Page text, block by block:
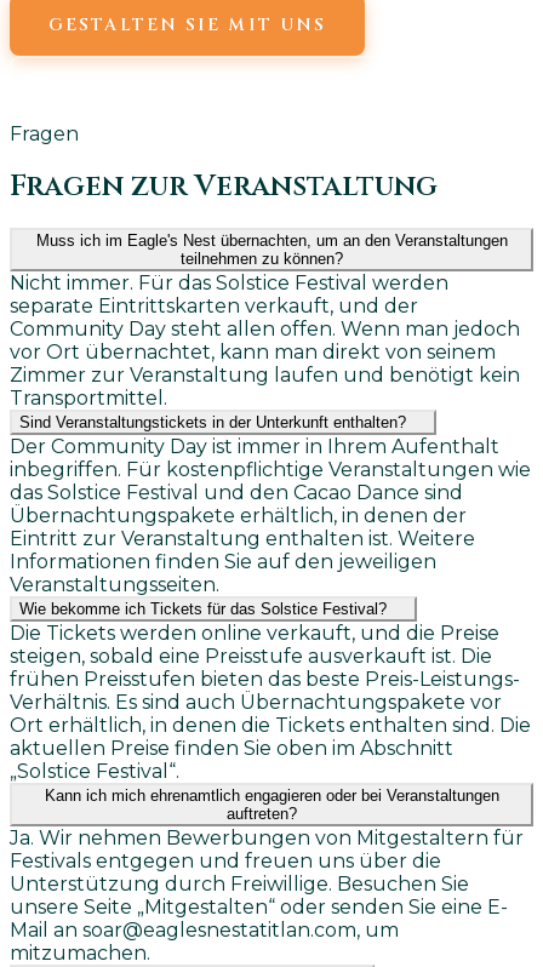
GESTALTEN SIE MIT UNS
Fragen
Fragen zur Veranstaltung
Muss ich im Eagle's Nest übernachten, um an den Veranstaltungen
teilnehmen zu können?
Nicht immer. Für das Solstice Festival werden
separate Eintrittskarten verkauft, und der
Community Day steht allen offen. Wenn man jedoch
vor Ort übernachtet, kann man direkt von seinem
Zimmer zur Veranstaltung laufen und benötigt kein
Transportmittel.
Sind Veranstaltungstickets in der Unterkunft enthalten?
Der Community Day ist immer in Ihrem Aufenthalt
inbegriffen. Für kostenpflichtige Veranstaltungen wie
das Solstice Festival und den Cacao Dance sind
Übernachtungspakete erhältlich, in denen der
Eintritt zur Veranstaltung enthalten ist. Weitere
Informationen finden Sie auf den jeweiligen
Veranstaltungsseiten.
Wie bekomme ich Tickets für das Solstice Festival?
Die Tickets werden online verkauft, und die Preise
steigen, sobald eine Preisstufe ausverkauft ist. Die
frühen Preisstufen bieten das beste Preis-Leistungs-
Verhältnis. Es sind auch Übernachtungspakete vor
Ort erhältlich, in denen die Tickets enthalten sind. Die
aktuellen Preise finden Sie oben im Abschnitt
„Solstice Festival“.
Kann ich mich ehrenamtlich engagieren oder bei Veranstaltungen
auftreten?
Ja. Wir nehmen Bewerbungen von Mitgestaltern für
Festivals entgegen und freuen uns über die
Unterstützung durch Freiwillige. Besuchen Sie
unsere Seite „Mitgestalten“ oder senden Sie eine E-
Mail an soar@eaglesnestatitlan.com, um
mitzumachen.